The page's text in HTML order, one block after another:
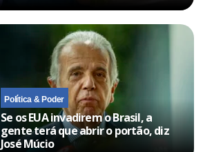
Política & Poder
Se os EUA invadirem o Brasil, a
gente terá que abrir o portão, diz
José Múcio